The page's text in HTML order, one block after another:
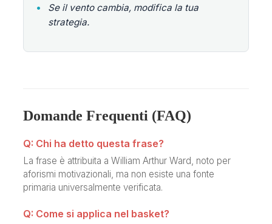
•
Se il vento cambia, modifica la tua
strategia.
Domande Frequenti (FAQ)
Q: Chi ha detto questa frase?
La frase è attribuita a William Arthur Ward, noto per
aforismi motivazionali, ma non esiste una fonte
primaria universalmente verificata.
Q: Come si applica nel basket?